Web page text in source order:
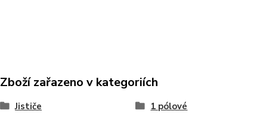
Zboží zařazeno v kategoriích
Jističe 1 pólové